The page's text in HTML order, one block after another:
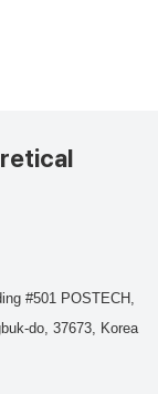
#501 POSTECH,
do, 37673, Korea